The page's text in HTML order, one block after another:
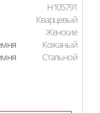
H105791
Кварцевый
Женские
Кожаный
Стальной